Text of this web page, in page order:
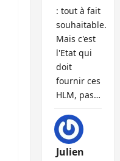
: tout à fait
souhaitable.
Mais c'est
l'Etat qui
doit
fournir ces
HLM, pas…
Julien